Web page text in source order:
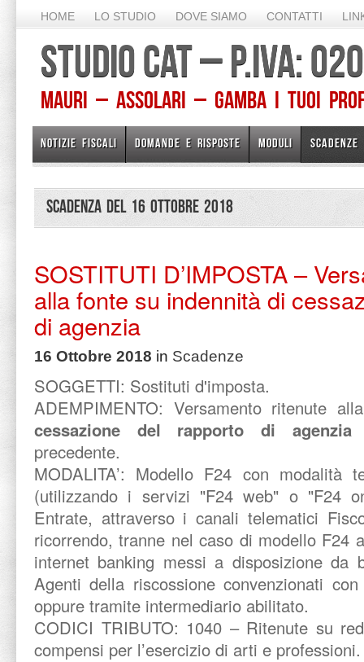
HOME LO STUDIO DOVE SIAMO CONTATTI
STUDIO CAT – P.IVA:
Mauri – Assolari – Gamba I TUOI
NOTIZIE FISCALI DOMANDE E RISPOSTE MODULI SCADENZE
Scadenza del 16 Ottobre 2018
SOSTITUTI D’IMPOSTA –
alla fonte su indennità di
di agenzia
16 Ottobre 2018 in Scadenze
SOGGETTI: Sostituti d'imposta.
ADEMPIMENTO: Versamento ritenute
cessazione del rapporto di agenzia
precedente.
MODALITA’: Modello F24 con modalità
(utilizzando i servizi "F24 web" o "F24
Entrate, attraverso i canali telematici
ricorrendo, tranne nel caso di modello F24
internet banking messi a disposizione da
Agenti della riscossione convenzionati
oppure tramite intermediario abilitato.
CODICI TRIBUTO: 1040 – Ritenute su
compensi per l’esercizio di arti e professioni.